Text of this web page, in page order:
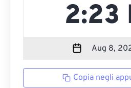
Copia negli